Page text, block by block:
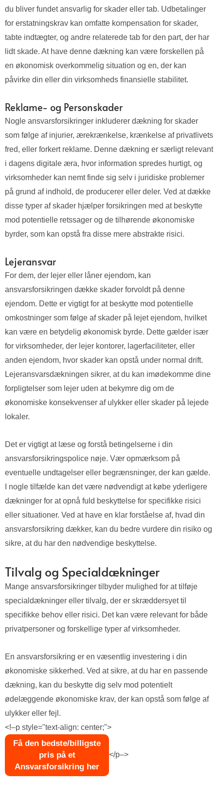
du bliver fundet ansvarlig for skader eller tab. Udbetalinger
for erstatningskrav kan omfatte kompensation for skader,
tabte indtægter, og andre relaterede tab for den part, der har
lidt skade. At have denne dækning kan være forskellen på
en økonomisk overkommelig situation og en, der kan
påvirke din eller din virksomheds finansielle stabilitet.
Reklame- og Personskader
Nogle ansvarsforsikringer inkluderer dækning for skader
som følge af injurier, ærekrænkelse, krænkelse af privatlivets
fred, eller forkert reklame. Denne dækning er særligt relevant
i dagens digitale æra, hvor information spredes hurtigt, og
virksomheder kan nemt finde sig selv i juridiske problemer
på grund af indhold, de producerer eller deler. Ved at dække
disse typer af skader hjælper forsikringen med at beskytte
mod potentielle retssager og de tilhørende økonomiske
byrder, som kan opstå fra disse mere abstrakte risici.
Lejeransvar
For dem, der lejer eller låner ejendom, kan
ansvarsforsikringen dække skader forvoldt på denne
ejendom. Dette er vigtigt for at beskytte mod potentielle
omkostninger som følge af skader på lejet ejendom, hvilket
kan være en betydelig økonomisk byrde. Dette gælder især
for virksomheder, der lejer kontorer, lagerfaciliteter, eller
anden ejendom, hvor skader kan opstå under normal drift.
Lejeransvarsdækningen sikrer, at du kan imødekomme dine
forpligtelser som lejer uden at bekymre dig om de
økonomiske konsekvenser af ulykker eller skader på lejede
lokaler.
Det er vigtigt at læse og forstå betingelserne i din
ansvarsforsikringspolice nøje. Vær opmærksom på
eventuelle undtagelser eller begrænsninger, der kan gælde.
I nogle tilfælde kan det være nødvendigt at købe yderligere
dækninger for at opnå fuld beskyttelse for specifikke risici
eller situationer. Ved at have en klar forståelse af, hvad din
ansvarsforsikring dækker, kan du bedre vurdere din risiko og
sikre, at du har den nødvendige beskyttelse.
Tilvalg og Specialdækninger
Mange ansvarsforsikringer tilbyder mulighed for at tilføje
specialdækninger eller tilvalg, der er skræddersyet til
specifikke behov eller risici. Det kan være relevant for både
privatpersoner og forskellige typer af virksomheder.
En ansvarsforsikring er en væsentlig investering i din
økonomiske sikkerhed. Ved at sikre, at du har en passende
dækning, kan du beskytte dig selv mod potentielt
ødelæggende økonomiske krav, der kan opstå som følge af
ulykker eller fejl.
<!–p style="text-align: center;">
Få den bedste/billigste
pris på et
Ansvarsforsikring her
</p–>